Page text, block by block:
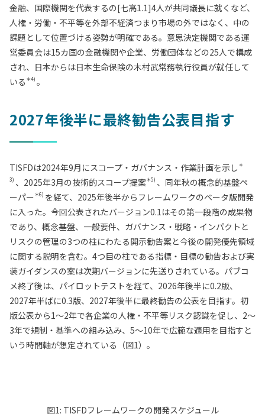
金融、国際機関を代表するの[七高1.1]4人が共同議長に就くなど、
人権・労働・不平等を外部不経済つまり市場の外ではなく、中の
課題として位置づける姿勢が明確である。意思決定機関である運
営委員会は15カ国の金融機関や企業、労働団体などの25人で構成
され、日本からは日本生命保険の木村武常務執行役員が就任して
いる ＊4) 。
2027年後半に最終勧告公表目指す
TISFDは2024年9月にスコープ・ガバナンス・作業計画を示し ＊
3) 、2025年3月の技術的スコープ提案＊5) 、同年秋の概念的基盤ペ
ーパー＊6) を経て、2025年後半からフレームワークのベータ版開発
に入った。今回公表されたバージョン0.1はその第一段階の成果物
であり、概念基盤、一般要件、ガバナンス・戦略・インパクトと
リスクの管理の3つの柱にわたる開示勧告案と今後の開発優先領域
に関する説明を含む。4つ目の柱である指標・目標の勧告および実
装ガイダンスの案は次期バージョンに先送りされている。パブコ
メ終了後は、パイロットテストを経て、2026年後半に0.2版、
2027年半ばに0.3版、2027年後半に最終勧告の公表を目指す。初
版公表から1～2年で各企業の人権・不平等リスク認識を促し、2～
3年で規制・基準への組み込み、5～10年で広範な適用を目指すと
いう時間軸が想定されている（図1）。
図1: TISFDフレームワークの開発スケジュール